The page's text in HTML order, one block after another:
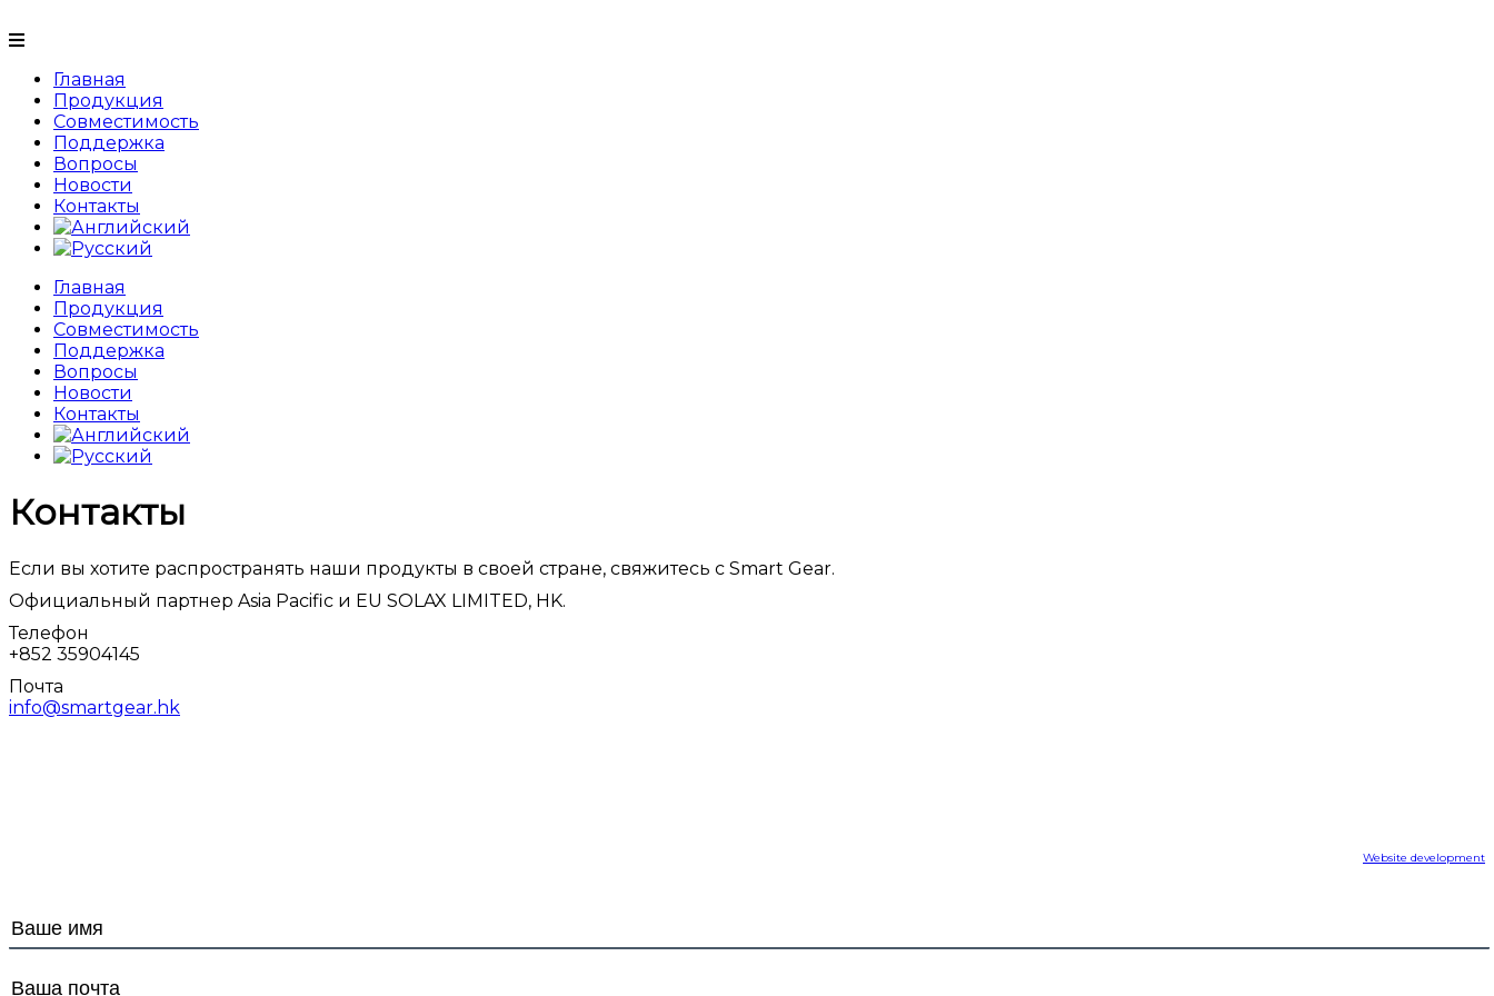
Главная
Продукция
Совместимость
Поддержка
Вопросы
Новости
Контакты
Главная
Продукция
Совместимость
Поддержка
Вопросы
Новости
Контакты
Контакты
Если вы хотите распространять наши продукты в своей стране, свяжитесь с Smart Gear.
Официальный партнер Asia Pacific и EU SOLAX LIMITED, HK.
Телефон
+852 35904145
Почта
info@smartgear.hk
Website development